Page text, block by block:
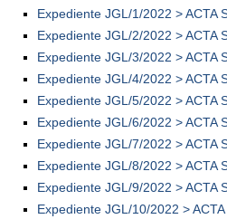
Expediente JGL/1/2022 > ACTA
Expediente JGL/2/2022 > ACTA
Expediente JGL/3/2022 > ACTA
Expediente JGL/4/2022 > ACTA
Expediente JGL/5/2022 > ACTA
Expediente JGL/6/2022 > ACTA
Expediente JGL/7/2022 > ACTA
Expediente JGL/8/2022 > ACTA
Expediente JGL/9/2022 > ACTA
Expediente JGL/10/2022 >